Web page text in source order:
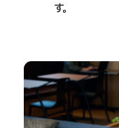
す。